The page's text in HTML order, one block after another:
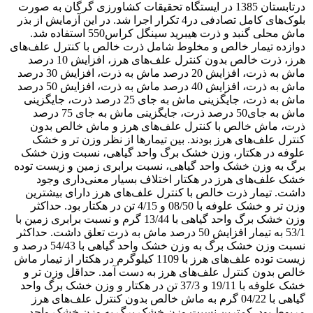
درتابستان 1385 در ایستگاه تحقیقات کشاورزی گرگان به صورت
بلوک‌های کامل تصادفی در4 تکرار اجرا شد. در این آزمایش از بذر
ماش محلی گنبد و ذرت هیبرید سینگل کراس550 استفاده شد.
دوازده تیمار خالص و مخلوط شامل ذرت خالص با کنترل علف‌های
هرز، ذرت خالص بدون کنترل علف‌های هرز، افزایش 10 درصد
ماش به ذرت، افزایش 20 درصد ماش به ذرت، افزایش 30 درصد
ماش به ذرت، افزایش 40 درصد ماش به ذرت، افزایش 50 درصد
ماش به ذرت، جایگزینی ماش به جای 25 درصد ذرت، جایگزینی
ماش به جای50 درصد ذرت، جایگزینی ماش به جای 75 درصد
ذرت، ماش خالص با کنترل علف‌های هرز و ماش خالص بدون
کنترل علف‌های هرز بودند. بین تیمارها از نظر وزن تر و خشک
علوفه در هکتار، وزن خشک برگ واحد گیاهی، نسبت وزن خشک
برگ به وزن خشک واحد گیاهی، نسبت برابری زمین و زیست توده
خشک علف‌های هرز در هکتار اختلاف بسیار معنی‌داری وجود
داشت. تیمار ذرت خالص با کنترل علف‌های هرز دارای بیشترین
وزن تر و خشک علوفه با 08/50 و 4/15 تن در هکتار بود. حداکثر
وزن خشک برگ واحد گیاهی با 13/44 گرم و نسبت برابری زمین با
53/1 به تیمار افزایش 50 درصد ماش به ذرت تعلق داشت. حداکثر
نسبت وزن خشک برگ به وزن خشک واحد گیاهی با 54/43 درصد و
زیست توده علف‌های هرز با 1109 کیلوگرم در هکتار از تیمار ماش
خالص بدون کنترل علف‌های هرز به دست آمد. حداقل وزن تر و
خشک علوفه با 19/11 و 37/3 تن در هکتار و وزن خشک برگ واحد
گیاهی با 04/22 گرم به ماش خالص بدون کنترل علف‌های هرز